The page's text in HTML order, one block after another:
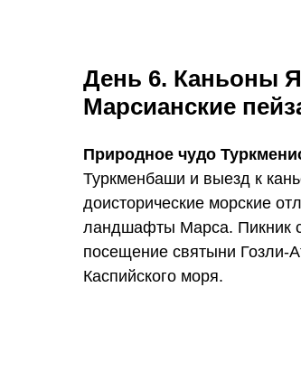
День 6. Каньоны
Марсианские
Природное чудо
Туркменбаши и выезд к
доисторические морские
ландшафты Марса. Пикник
посещение святыни Гозли-
Каспийского моря.